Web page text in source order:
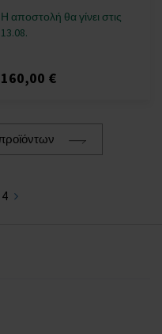
Η αποστολή θα γίνει στις
13.08.
160,00 €
4